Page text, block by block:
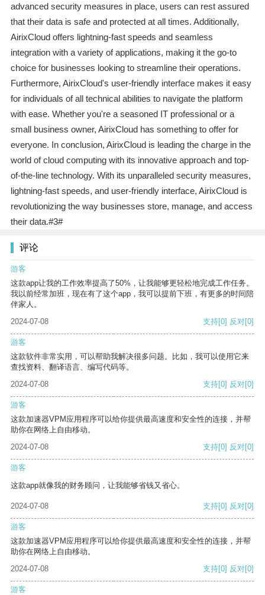
advanced security measures in place, users can rest assured
that their data is safe and protected at all times. Additionally,
AirixCloud offers lightning-fast speeds and seamless
integration with a variety of applications, making it the go-to
choice for businesses looking to streamline their operations.
Furthermore, AirixCloud's user-friendly interface makes it easy
for individuals of all technical abilities to navigate the platform
with ease. Whether you're a seasoned IT professional or a
small business owner, AirixCloud has something to offer for
everyone. In conclusion, AirixCloud is leading the charge in the
world of cloud computing with its innovative approach and top-
of-the-line technology. With its unparalleled security measures,
lightning-fast speeds, and user-friendly interface, AirixCloud is
revolutionizing the way businesses store, manage, and access
their data.#3#
评论
游客
这款app让我的工作效率提高了50%，让我能够更轻松地完成工作任务。
我以前经常加班，现在有了这个app，我可以提前下班，有更多的时间陪
伴家人。
2024-07-08
支持[0] 反对[0]
游客
这款软件非常实用，可以帮助我解决很多问题。比如，我可以使用它来
查找资料、翻译语言、编写代码等。
2024-07-08
支持[0] 反对[0]
游客
这款加速器VPM应用程序可以给你提供最高速度和安全性的连接，并帮
助你在网络上自由移动。
2024-07-08
支持[0] 反对[0]
游客
这款app就像我的财务顾问，让我能够省钱又省心。
2024-07-08 支持[0] 反对[0]
游客
这款加速器VPM应用程序可以给你提供最高速度和安全性的连接，并帮
助你在网络上自由移动。
2024-07-08
支持[0] 反对[0]
游客